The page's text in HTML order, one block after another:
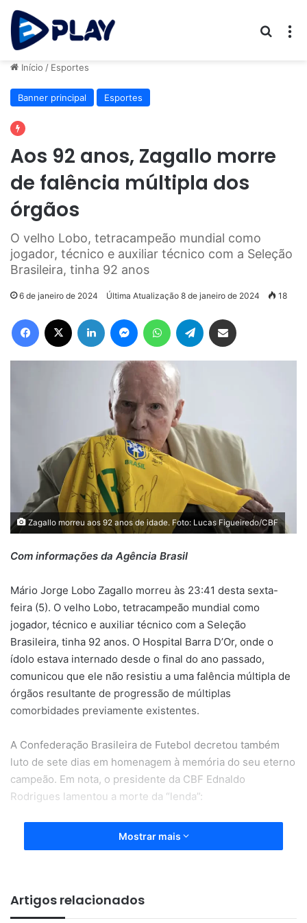
Início / Esportes
Banner principal Esportes
Aos 92 anos, Zagallo morre
de falência múltipla dos
órgãos
O velho Lobo, tetracampeão mundial como
jogador, técnico e auxiliar técnico com a Seleção
Brasileira, tinha 92 anos
6 de janeiro de 2024 Última Atualização 8 de janeiro de 2024 18
Facebook Linkedin MessengerWhatsAppTelegram
Zagallo morreu aos 92 anos de idade. Foto: Lucas Figueiredo/CBF
Com informações da Agência Brasil
Mário Jorge Lobo Zagallo morreu às 23:41 desta sexta-
feira (5). O velho Lobo, tetracampeão mundial como
jogador, técnico e auxiliar técnico com a Seleção
Brasileira, tinha 92 anos. O Hospital Barra D’Or, onde o
ídolo estava internado desde o final do ano passado,
comunicou que ele não resistiu a uma falência múltipla de
órgãos resultante de progressão de múltiplas
comorbidades previamente existentes.
A Confederação Brasileira de Futebol decretou também
luto de sete dias em homenagem à memória do seu eterno
campeão. Em nota, o presidente da CBF Ednaldo
Rodrigues lamentou a morte da “lenda”:
“A CBF e o futebol brasileiro lamentam a morte de uma das
suas maiores lendas, Mário Jorge Lobo Zagallo. A CBF
futebol.”
Mostrar mais
Artigos relacionados